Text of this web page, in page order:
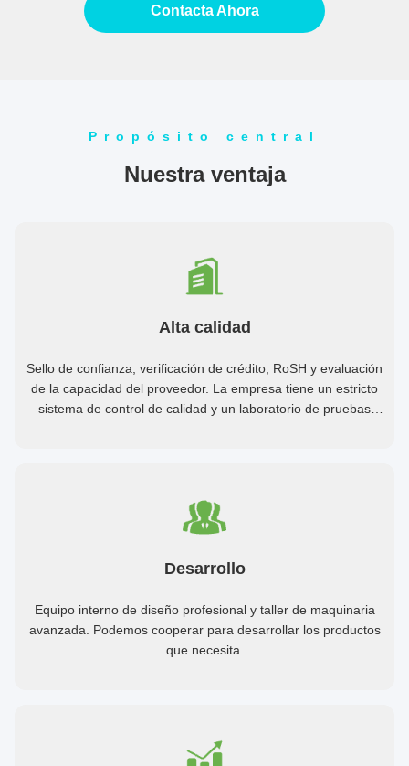
Contacta Ahora
Propósito central
Nuestra ventaja
Alta calidad
Sello de confianza, verificación de crédito, RoSH y evaluación
de la capacidad del proveedor. La empresa tiene un estricto
sistema de control de calidad y un laboratorio de pruebas
Desarrollo
Equipo interno de diseño profesional y taller de maquinaria
avanzada. Podemos cooperar para desarrollar los productos
que necesita.